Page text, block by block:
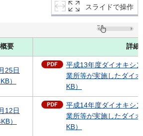
スライドで操作
要 詳細
25日
）
平成13年度ダイオキシ
業所等が実施したダイ
KB）
12日
）
平成14年度ダイオキシ
業所等が実施したダイ
KB）